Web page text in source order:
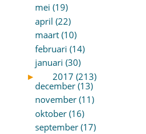
mei (19)
april (22)
maart (10)
februari (14)
januari (30)
►
2017 (213)
december (13)
november (11)
oktober (16)
september (17)